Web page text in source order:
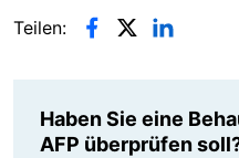
Teilen:
Haben Sie eine
AFP überprüfen